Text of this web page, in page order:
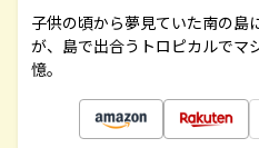
子供の頃から夢見ていた南の島
が、島で出合うトロピカルでマ
憶。